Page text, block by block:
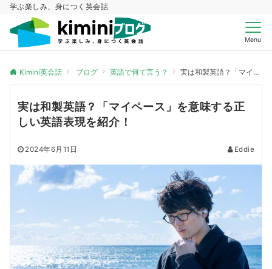
学ぶ楽しみ、身につく英会話
Menu
Kimini英会話 ブログ 英語で何て言う？ 実は和製英語？「マイペース」を意味する正しい英語表現を紹介！
実は和製英語？「マイペース」を意味する正
しい英語表現を紹介！
2024年6月11日 Eddie